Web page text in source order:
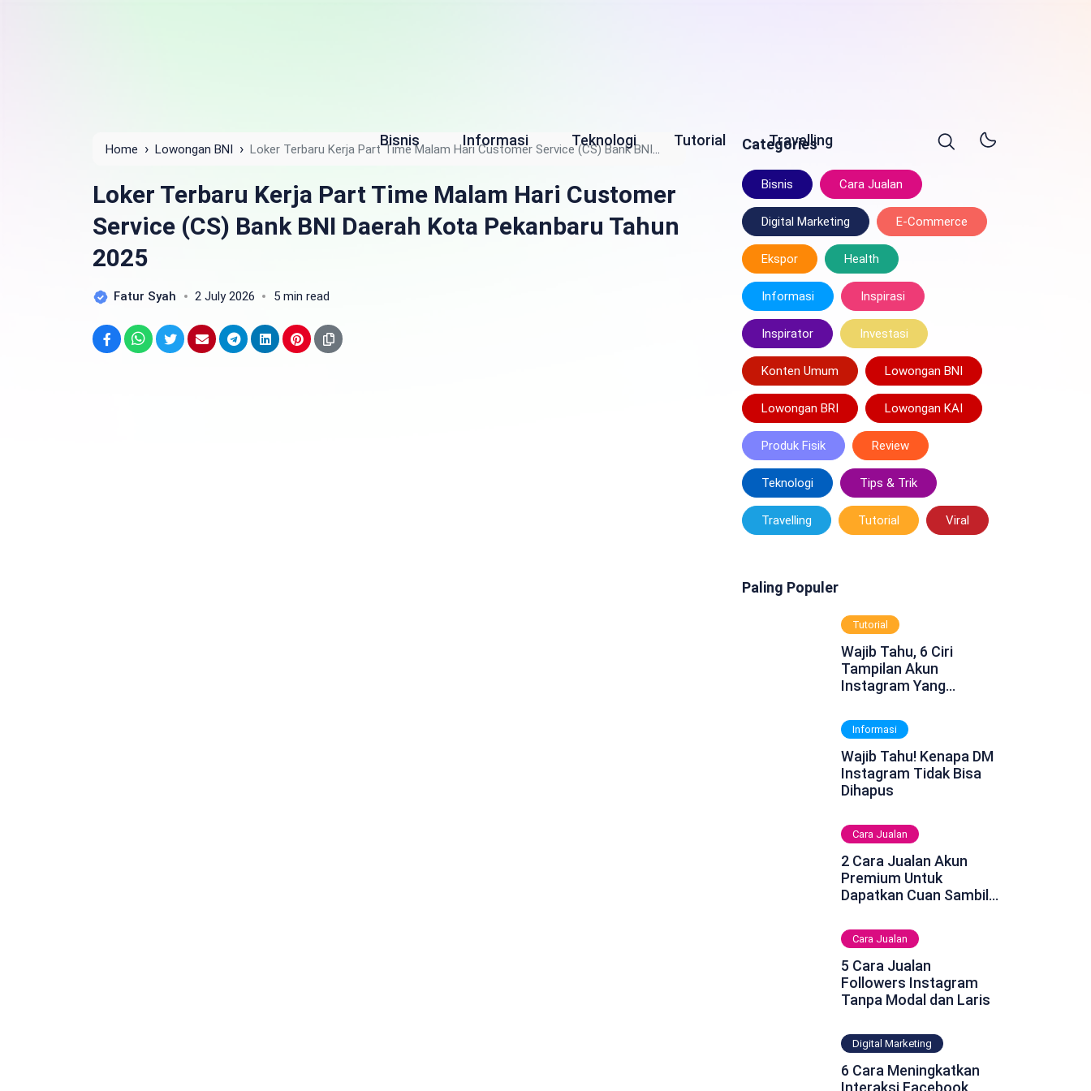
Bisnis Informasi Teknologi Tutorial Travelling
Home › Lowongan BNI › Loker Terbaru Kerja Part Time Malam Hari Customer Service (CS) Bank BNI
Loker Terbaru Kerja Part Time Malam Hari Customer
Service (CS) Bank BNI Daerah Kota Pekanbaru Tahun
2025
Fatur Syah 2 July 2026 5 min read
Categories
Bisnis Cara Jualan
Digital Marketing E-Commerce
Ekspor Health
Informasi Inspirasi
Inspirator Investasi
Konten Umum Lowongan BNI
Lowongan BRI Lowongan KAI
Produk Fisik Review
Teknologi Tips & Trik
Travelling Tutorial Viral
Paling Populer
Tutorial
Wajib Tahu, 6 Ciri
Tampilan Akun
Instagram Yang
Informasi
Wajib Tahu! Kenapa DM
Instagram Tidak Bisa
Dihapus
Cara Jualan
2 Cara Jualan Akun
Premium Untuk
Dapatkan Cuan Sambil
Cara Jualan
5 Cara Jualan
Followers Instagram
Tanpa Modal dan Laris
Digital Marketing
6 Cara Meningkatkan
Interaksi Facebook